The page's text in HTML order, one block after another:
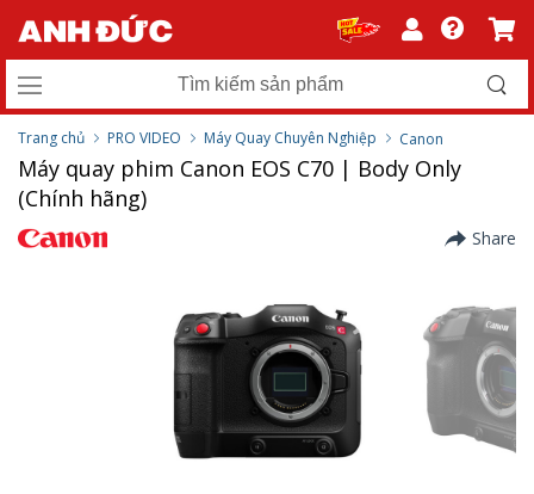
Trang chủ PRO VIDEO Máy Quay Chuyên Nghiệp Canon
Máy quay phim Canon EOS C70 | Body Only
(Chính hãng)
Share